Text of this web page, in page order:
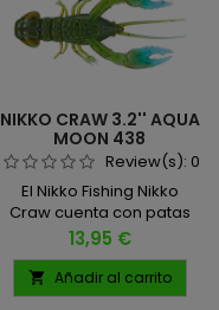
NIKKO CRAW 3.2'' AQUA
MOON 438
Review(s): 0
El Nikko Fishing Nikko
Craw cuenta con patas
ultra realistas, antenas,
ángulos de cuerpo
arqueado y una postura
amplia de sus pinzas,
Precio
13,95 €
 Añadir al carrito